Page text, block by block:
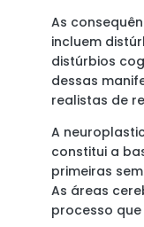
As
incluem
distúrbios
dessas
realistas de
A
constitui a
primeiras
As áreas
processo